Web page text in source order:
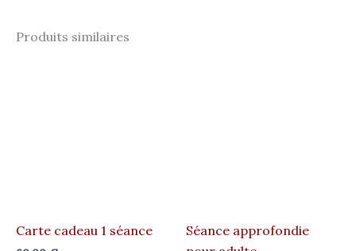
Produits similaires
Carte cadeau 1 séance
Séance approfondie